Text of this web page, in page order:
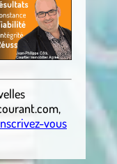
,
vous